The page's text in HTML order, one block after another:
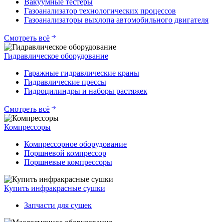
Вакуумные тестеры
Газоанализатор технологических процессов
Газоанализаторы выхлопа автомобильного двигателя
Смотреть всё
Гидравлическое оборудование
Гаражные гидравлические краны
Гидравлические прессы
Гидроцилиндры и наборы растяжек
Смотреть всё
Компрессоры
Компрессорное оборудование
Поршневой компрессор
Поршневые компрессоры
Купить инфракрасные сушки
Запчасти для сушек